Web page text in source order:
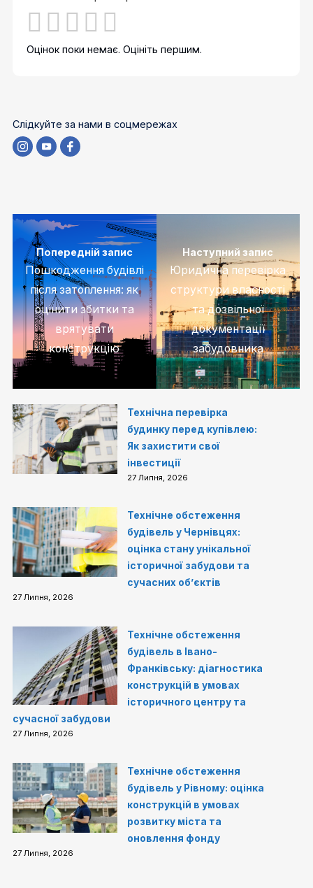
Оцінок поки немає. Оцініть першим.
Слідкуйте за нами в соцмережах
Попередній запис
Пошкодження будівлі
після затоплення: як
оцінити збитки та
врятувати
конструкцію
Наступний запис
Юридична перевірка
структури власності
та дозвільної
документації
забудовника
Технічна перевірка
будинку перед купівлею:
Як захистити свої
інвестиції
27 Липня, 2026
Технічне обстеження
будівель у Чернівцях:
оцінка стану унікальної
історичної забудови та
сучасних об’єктів
27 Липня, 2026
Технічне обстеження
будівель в Івано-
Франківську: діагностика
конструкцій в умовах
історичного центру та
сучасної забудови
27 Липня, 2026
Технічне обстеження
будівель у Рівному: оцінка
конструкцій в умовах
розвитку міста та
оновлення фонду
27 Липня, 2026